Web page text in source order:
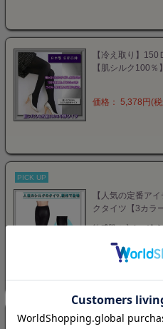
【冷え取り】
【肌シルク100％
価格： 5,378円(
PICK UP
【人気の定番ア
クタイツ【3カラー
敏感肌の方も 冷え
価格： 3,900円(
PICK UP